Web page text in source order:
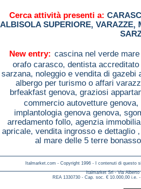
Cerca attività presenti a:
ALBISOLA SUPERIORE, VARAZZE,
New entry: cascina nel verde
orafo carasco, dentista
sarzana, noleggio e vendita di
albergo per turismo o affari
brfeakfast genova, graziosi
commercio autovetture genova,
implantologia genova genova,
arredamento follo, agenzia
apricale, vendita ingrosso e dettaglio
al mare delle 5 terre
Italmarket.com - Copyright 1996 - I contenuti di questo
Italmarket Srl - Via Alberto
REA 1330730 - Cap. soc. € 10.000,00 i.e.